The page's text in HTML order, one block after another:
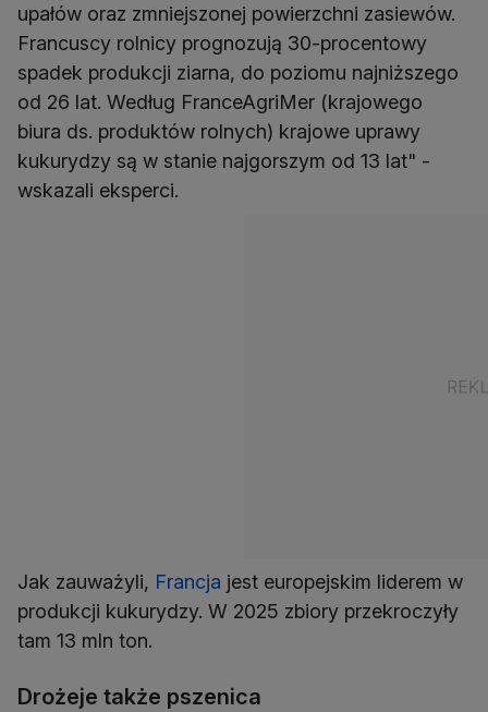
upałów oraz zmniejszonej powierzchni zasiewów.
Francuscy rolnicy prognozują 30-procentowy
spadek produkcji ziarna, do poziomu najniższego
od 26 lat. Według FranceAgriMer (krajowego
biura ds. produktów rolnych) krajowe uprawy
kukurydzy są w stanie najgorszym od 13 lat" -
wskazali eksperci.
Jak zauważyli, Francja jest europejskim liderem w
produkcji kukurydzy. W 2025 zbiory przekroczyły
tam 13 mln ton.
Drożeje także pszenica